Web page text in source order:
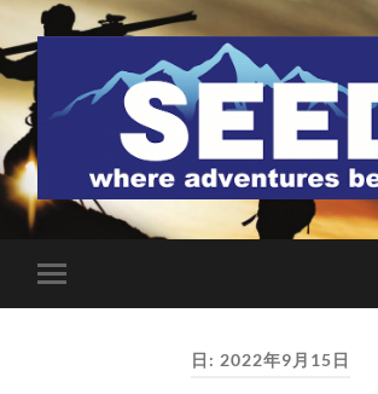
SEED
モ
バ
日: 2022年9月15日